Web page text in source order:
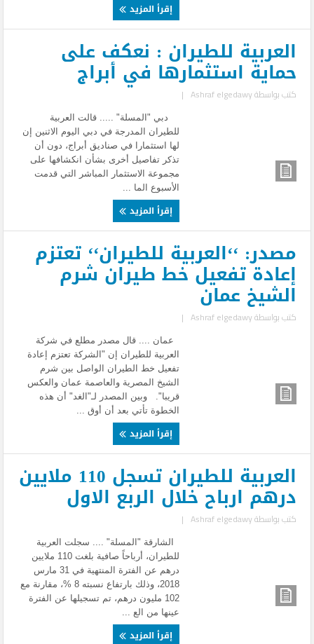
إقرأ المزيد
العربية للطيران : نعكف على
حماية استثمارها في أبراج
كتب بواسطةAshraf elgedawy
|
دبي "المسلة" ..... قالت العربية
للطيران المدرجة في دبي اليوم الاثنين إن
لها استثمارا في صناديق أبراج، دون أن
تذكر تفاصيل أخرى بشأن انكشافها على
مجموعة الاستثمار المباشر التي قدمت
الأسبوع الما ...
إقرأ المزيد
مصدر: ‘‘العربية للطيران‘‘ تعتزم
إعادة تفعيل خط طيران شرم
الشيخ عمان
كتب بواسطةAshraf elgedawy
|
عمان .... قال مصدر مطلع في شركة
العربية للطيران إن "الشركة تعتزم إعادة
تفعيل خط الطيران الواصل بين شرم
الشيخ المصرية والعاصمة عمان والعكس
قريبا". وبين المصدر لـ"الغد" أن هذه
الخطوة تأتي بعد أن أوق ...
إقرأ المزيد
العربية للطيران تسجل 110 ملايين
درهم ارباح خلال الربع الاول
كتب بواسطةAshraf elgedawy
|
الشارقة "المسلة" .... سجلت العربية
للطيران، أرباحاً صافية بلغت 110 ملايين
درهم عن الفترة المنتهية في 31 مارس
2018، وذلك بارتفاع نسبته 8 %، مقارنة مع
102 مليون درهم، تم تسجيلها عن الفترة
عينها من الع ...
إقرأ المزيد